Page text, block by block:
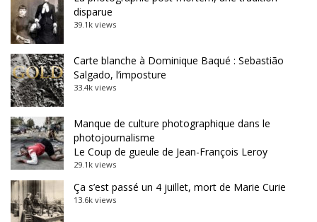
disparue
39.1k views
Carte blanche à Dominique Baqué : Sebastião
Salgado, l’imposture
33.4k views
Manque de culture photographique dans le
photojournalisme
Le Coup de gueule de Jean-François Leroy
29.1k views
Ça s’est passé un 4 juillet, mort de Marie Curie
13.6k views